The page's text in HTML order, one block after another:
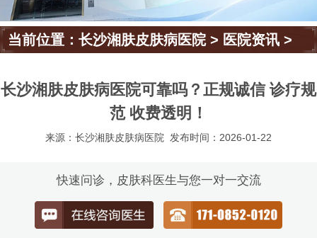
当前位置：长沙湘肤皮肤病医院> 医院资讯 >
长沙湘肤皮肤病医院可靠吗？正规诚信 诊疗规
范 收费透明！
来源：长沙湘肤皮肤病医院 发布时间：2026-01-22
快速问诊，皮肤科医生与您一对一交流